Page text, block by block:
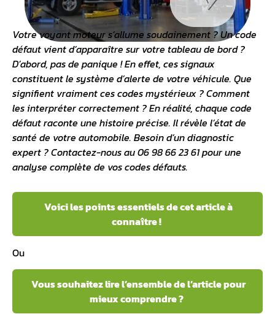
Votrevoyant moteurs’allume soudainement ? Un code
défaut vient d’apparaître sur votre tableau de bord ?
D’abord, pas de panique ! En effet, ces signaux
constituent le système d’alerte de votre véhicule. Que
signifient vraiment ces codes mystérieux ? Comment
les interpréter correctement ? En réalité, chaque code
défaut raconte une histoire précise. Il révèle l’état de
santé de votre automobile. Besoin d’undiagnostic
expert ? Contactez-nous au 06 98 66 23 61 pour une
analyse complète de vos codes défauts.
Voici les points essentiels de cet article à
connaître !
Ou
Vous souhaitez lire l’ensemble de l’article pour
mieux comprendre ?